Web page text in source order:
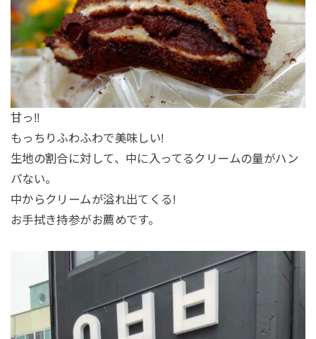
甘っ!!
もっちりふわふわで美味しい!
生地の割合に対して、中に入ってるクリームの量がハン
パない。
中からクリームが溢れ出てくる!
お手拭き持参がお薦めです。